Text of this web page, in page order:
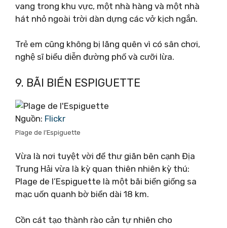
vang trong khu vực, một nhà hàng và một nhà
hát nhỏ ngoài trời dàn dựng các vở kịch ngắn.
Trẻ em cũng không bị lãng quên vì có sân chơi,
nghệ sĩ biểu diễn đường phố và cưỡi lừa.
9. BÃI BIỂN ESPIGUETTE
Nguồn: Flickr
Plage de l’Espiguette
Vừa là nơi tuyệt vời để thư giãn bên cạnh Địa
Trung Hải vừa là kỳ quan thiên nhiên kỳ thú:
Plage de l’Espiguette là một bãi biển giống sa
mạc uốn quanh bờ biển dài 18 km.
Cồn cát tạo thành rào cản tự nhiên cho